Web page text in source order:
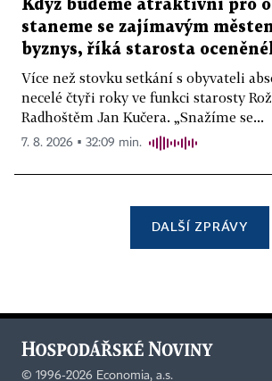
Když budeme atraktivní pro
staneme se zajímavým
byznys, říká starosta
Více než stovku setkání s obyvateli
necelé čtyři roky ve funkci starosty
Radhoštěm Jan Kučera. „Snažíme se...
7. 8. 2026 ▪ 32:09 min.
DALŠÍ ZPRÁVY
© 1996-2026 Economia, a.s.